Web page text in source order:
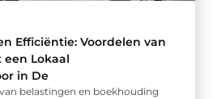
Efficiëntie: Voordelen van
Lokaal
in De
belastingen en boekhouding